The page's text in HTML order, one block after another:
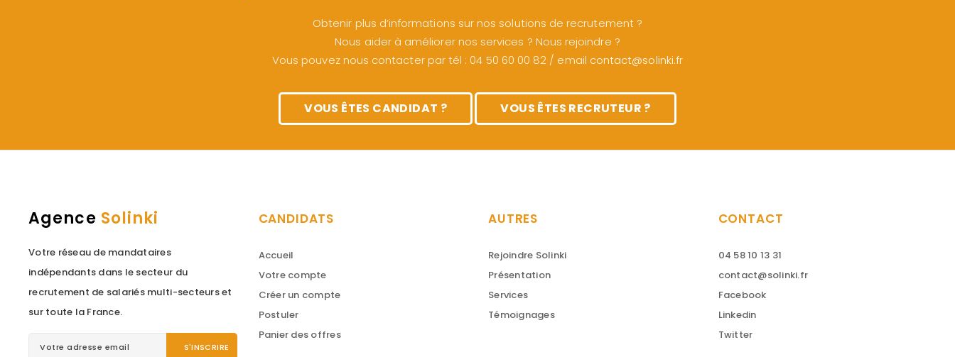
Obtenir plus d’informations sur nos solutions de recrutement ?
Nous aider à améliorer nos services ? Nous rejoindre ?
Vous pouvez nous contacter par tél : 04 50 60 00 82 / email contact@solinki.fr
VOUS ÊTES CANDIDAT ? VOUS ÊTES RECRUTEUR ?
Agence Solinki
Votre réseau de mandataires
indépendants dans le secteur du
recrutement de salariés multi-secteurs et
sur toute la France.
CANDIDATS
Accueil
Votre compte
Créer un compte
Postuler
Panier des offres
AUTRES
Rejoindre Solinki
Présentation
Services
Témoignages
CONTACT
04 58 10 13 31
contact@solinki.fr
Facebook
Linkedin
Twitter